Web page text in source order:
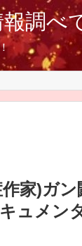
調べ
家)ガ
ュメン